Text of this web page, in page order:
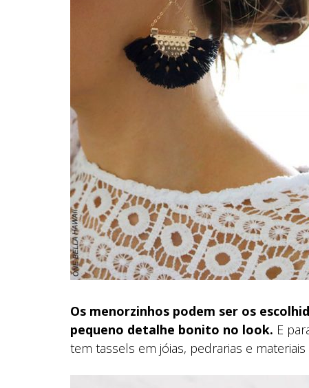
Os menorzinhos podem ser os
pequeno detalhe bonito no look. E
tem tassels em jóias, pedrarias e